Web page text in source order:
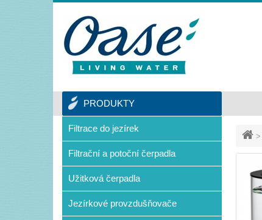
>
PRODUKTY
Filtrace do jezírek
Filtrační a potoční čerpadla
Užitková čerpadla
Jezírkové provzdušňovače